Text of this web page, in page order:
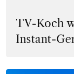
TV-Koch
Instant-